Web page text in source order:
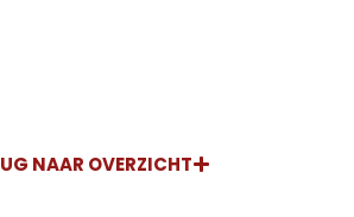
NAAR OVERZICHT